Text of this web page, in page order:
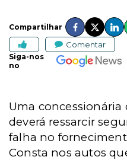
Compartilhar
Comentar
Siga-nos
no
Uma concessionária
deverá ressarcir
falha no
Consta nos autos